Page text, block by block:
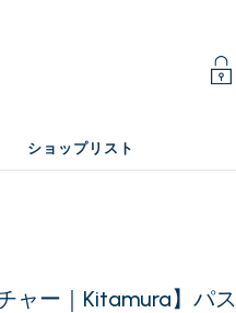
ショップリスト
ャー｜Kitamura】パス